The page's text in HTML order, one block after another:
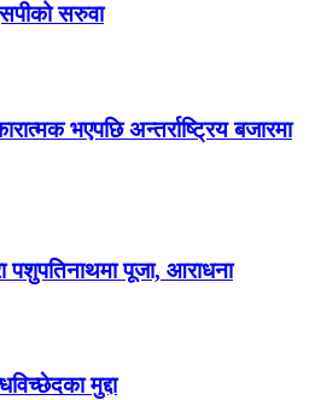
सरुवा
भएपछि अन्तर्राष्ट्रिय बजारमा
पशुपतिनाथमा पूजा, आराधना
मुद्दा